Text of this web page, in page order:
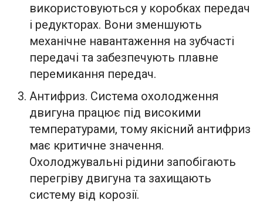
використовуються у коробках передач
і редукторах. Вони зменшують
механічне навантаження на зубчасті
передачі та забезпечують плавне
перемикання передач.
Антифриз. Система охолодження
двигуна працює під високими
температурами, тому якісний антифриз
має критичне значення.
Охолоджувальні рідини запобігають
перегріву двигуна та захищають
систему від корозії.